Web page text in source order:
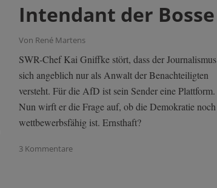
Intendant der Bosse
Von René Martens
SWR-Chef Kai Gniffke stört, dass der Journalismus
sich angeblich nur als Anwalt der Benachteiligten
versteht. Für die AfD ist sein Sender eine Plattform.
Nun wirft er die Frage auf, ob die Demokratie noch
wettbewerbsfähig ist. Ernsthaft?
3 Kommentare